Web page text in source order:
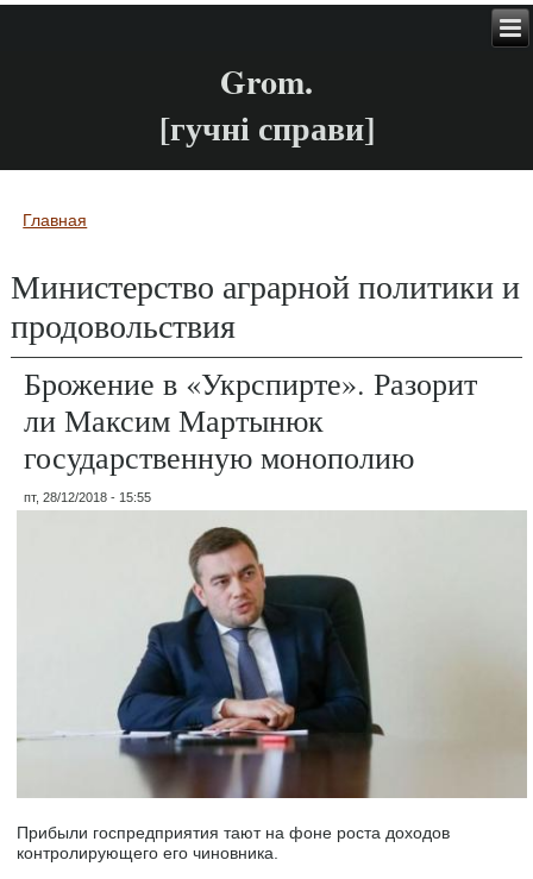
Grom.
[гучні справи]
Вы здесь
Главная
Министерство аграрной политики и
продовольствия
Брожение в «Укрспирте». Разорит
ли Максим Мартынюк
государственную монополию
пт, 28/12/2018 - 15:55
Прибыли госпредприятия тают на фоне роста доходов
контролирующего его чиновника.